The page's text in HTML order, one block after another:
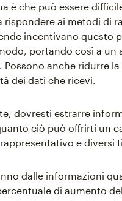
è che può essere
rispondere ai metodi di
incentivano questo
portando così a un
Possono anche ridurre
dei dati che ricevi.
dovresti estrarre
ciò può offrirti un
e diversi
dalle informazioni
di aumento